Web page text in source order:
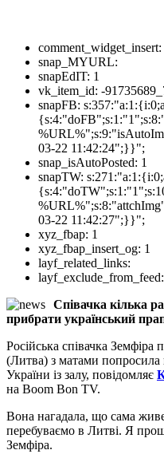
comment_widget_insert:
snap_MYURL:
snapEdIT: 1
vk_item_id: -
snapFB:
03-22 11:42:24";}}";
snap_isAutoPosted: 1
snapTW:
03-22 11:42:27";}}";
xyz_fbap: 1
xyz_fbap_insert_og: 1
layf_related_links:
layf_exclude_from_feed:
Співачка кілька
прибрати український
Російська співачка Земфіра
(Литва) з матами
України із залу, повідомляє
на Boom Bon TV.
Вона нагадала, що сама
перебуваємо в Литві. Я
Земфіра.